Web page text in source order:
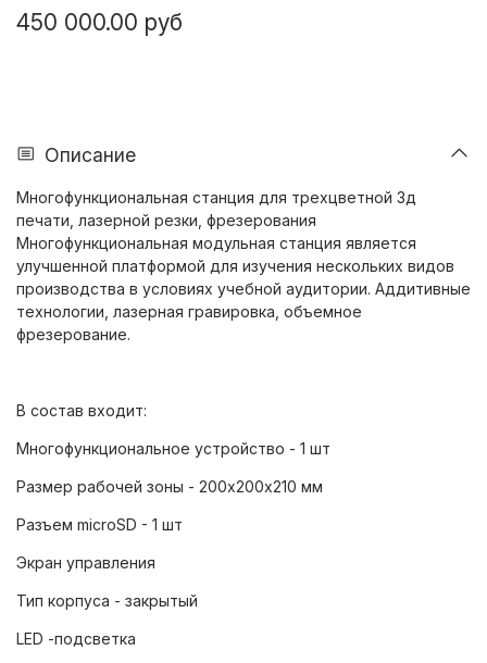
450 000.00 руб
Описание
Многофункциональная станция для трехцветной 3д
печати, лазерной резки, фрезерования
Многофункциональная модульная станция является
улучшенной платформой для изучения нескольких видов
производства в условиях учебной аудитории. Аддитивные
технологии, лазерная гравировка, объемное
фрезерование.
В состав входит:
Многофункциональное устройство - 1 шт
Размер рабочей зоны - 200х200х210 мм
Разъем microSD - 1 шт
Экран управления
Тип корпуса - закрытый
LED -подсветка